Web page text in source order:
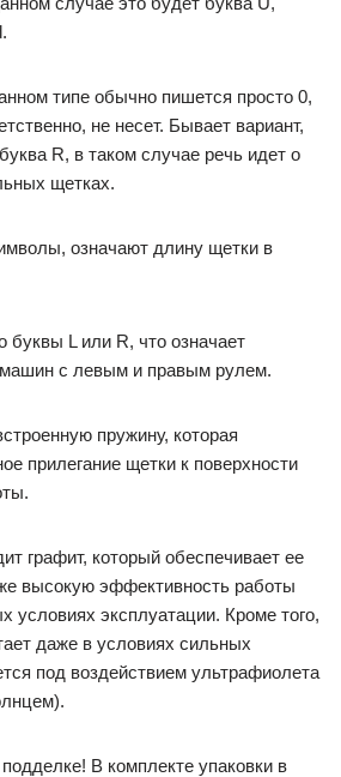
типе обычно пишется просто 0,
не несет. Бывает вариант,
R, в таком случае речь идет о
щетках.
означают длину щетки в
L или R, что означает
машин с левым и правым рулем.
пружину, которая
прилегание щетки к поверхности
графит, который обеспечивает ее
высокую эффективность работы
условиях эксплуатации. Кроме того,
даже в условиях сильных
под воздействием ультрафиолета
В комплекте упаковки в